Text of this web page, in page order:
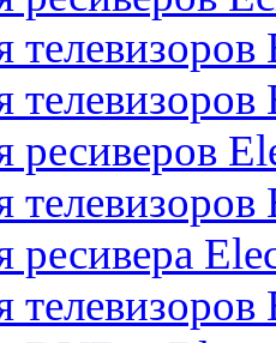
телевизоров
телевизоров
ресиверов
телевизоров
ресивера
телевизоров